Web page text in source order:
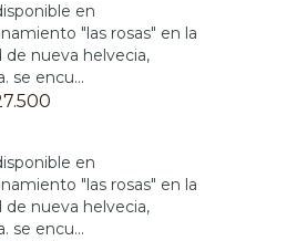
en
"las rosas" en la
de nueva helvecia,
se encu...
en
"las rosas" en la
de nueva helvecia,
se encu...